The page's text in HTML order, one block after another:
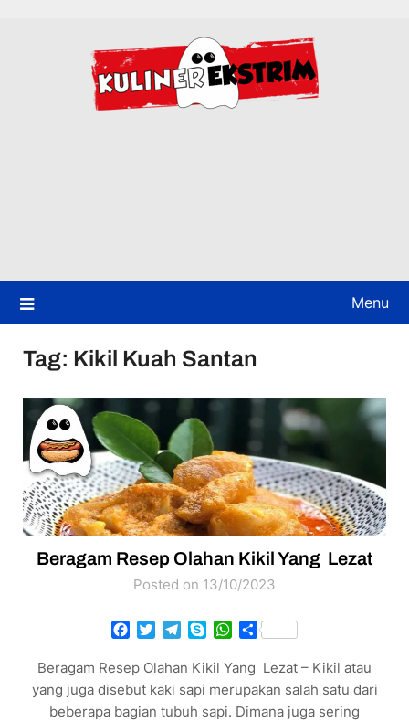
Menu
Tag: Kikil Kuah Santan
Beragam Resep Olahan Kikil Yang Lezat
Posted on 13/10/2023
Facebook
TwitterTelegram
SkypeWhatsApp
Share
Beragam Resep Olahan Kikil Yang Lezat – Kikil atau
yang juga disebut kaki sapi merupakan salah satu dari
beberapa bagian tubuh sapi. Dimana juga sering